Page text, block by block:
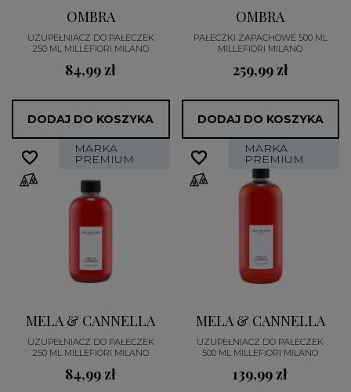
OMBRA
UZUPEŁNIACZ DO PAŁECZEK
250 ML MILLEFIORI MILANO
84,99 zł
DODAJ DO KOSZYKA
OMBRA
PAŁECZKI ZAPACHOWE 500 ML
MILLEFIORI MILANO
259,99 zł
DODAJ DO KOSZYKA
MARKA
PREMIUM
MELA & CANNELLA
UZUPEŁNIACZ DO PAŁECZEK
250 ML MILLEFIORI MILANO
84,99 zł
favorite_border
favorite_border MARKA
PREMIUM
MELA & CANNELLA
UZUPEŁNIACZ DO PAŁECZEK
500 ML MILLEFIORI MILANO
139,99 zł
favorite_border
favorite_border